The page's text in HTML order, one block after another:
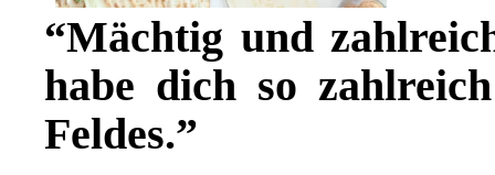
“Mächtig und
habe dich so
Feldes.”